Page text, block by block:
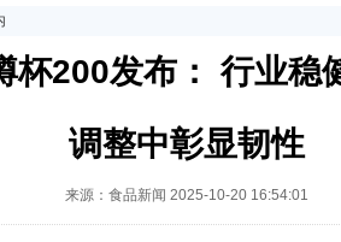
杯200发布： 行业稳
调整中彰显韧性
来源：食品新闻 2025-10-20 16:54:01